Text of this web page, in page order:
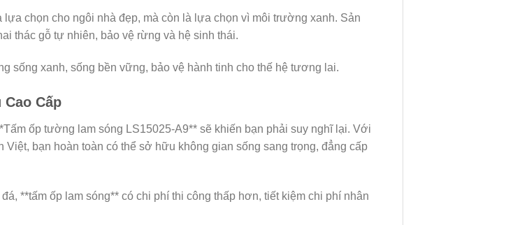
chọn cho ngôi nhà đẹp, mà còn là lựa chọn vì môi trường xanh. Sản
thác gỗ tự nhiên, bảo vệ rừng và hệ sinh thái.
sống xanh, sống bền vững, bảo vệ hành tinh cho thế hệ tương lai.
Cao Cấp
ốp tường lam sóng LS15025-A9** sẽ khiến bạn phải suy nghĩ lại. Với
bạn hoàn toàn có thể sở hữu không gian sống sang trọng, đẳng cấp
**tấm ốp lam sóng** có chi phí thi công thấp hơn, tiết kiệm chi phí nhân